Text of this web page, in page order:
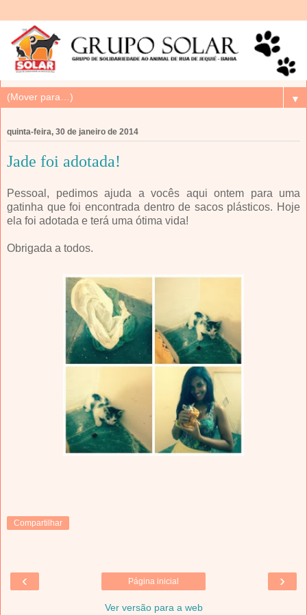
▼
quinta-feira, 30 de janeiro de 2014
Jade foi adotada!
Pessoal, pedimos ajuda a vocês aqui ontem para uma
gatinha que foi encontrada dentro de sacos plásticos. Hoje
ela foi adotada e terá uma ótima vida!
Obrigada a todos.
Compartilhar
‹ ›
Página inicial
Ver versão para a web